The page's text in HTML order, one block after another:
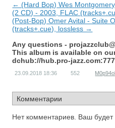
← (Hard Bop) Wes
(2 CD) - 2003, FLAC
(Post-Bop) Omer Avital - Suite
(tracks+.cue), lossless →
Any questions -
This album is available on
dchub://hub.pro-
23.09.2018 18:36 552
Нет комментариев. Ваш